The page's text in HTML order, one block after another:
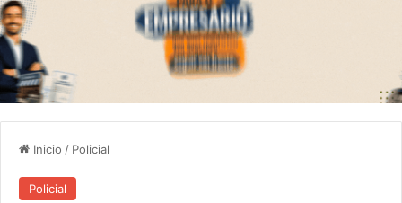
Inicio / Policial
Policial